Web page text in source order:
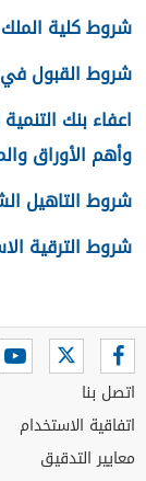
شروط كلية الملك
شروط القبول في
وأهم الأوراق
شروط التاهيل
شروط الترقية
اتصل بنا
اتفاقية الاستخدام
معايير التدقيق